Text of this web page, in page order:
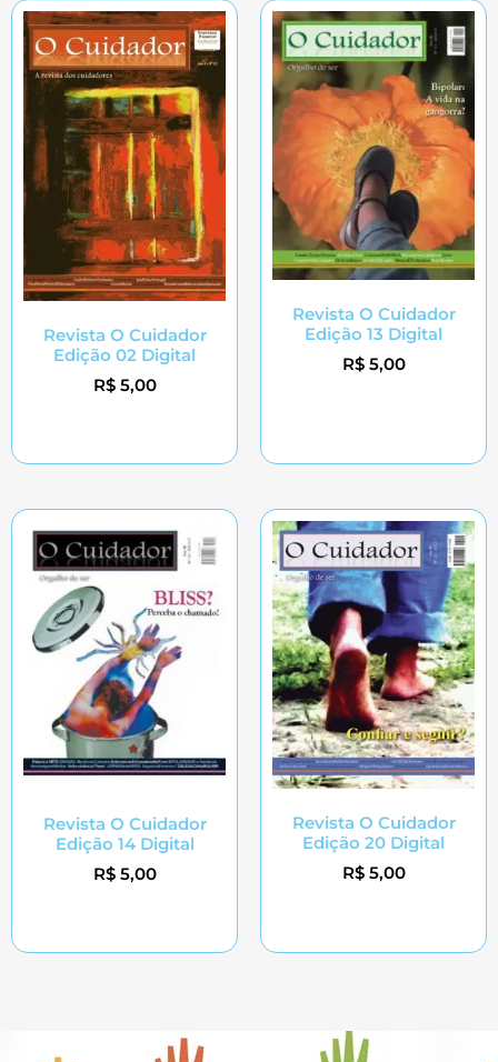
Revista O Cuidador
Edição 02 Digital
R$5,00
Revista O Cuidador
Edição 13 Digital
R$5,00
Revista O Cuidador
Edição 14 Digital
R$5,00
Revista O Cuidador
Edição 20 Digital
R$5,00